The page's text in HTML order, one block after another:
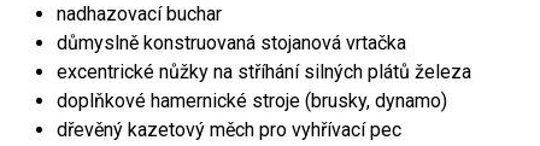
nadhazovací buchar
důmyslně konstruovaná stojanová vrtačka
excentrické nůžky na stříhání silných plátů železa
doplňkové hamernické stroje (brusky, dynamo)
dřevěný kazetový měch pro vyhřívací pec